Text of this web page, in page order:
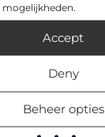
mogelijkheden.
Accept
Deny
Beheer opties